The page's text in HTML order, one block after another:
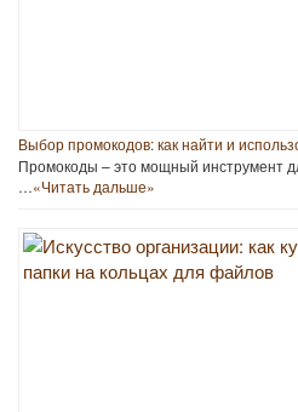
Выбор промокодов: как найти и
Промокоды – это мощный инструмент
…«Читать дальше»